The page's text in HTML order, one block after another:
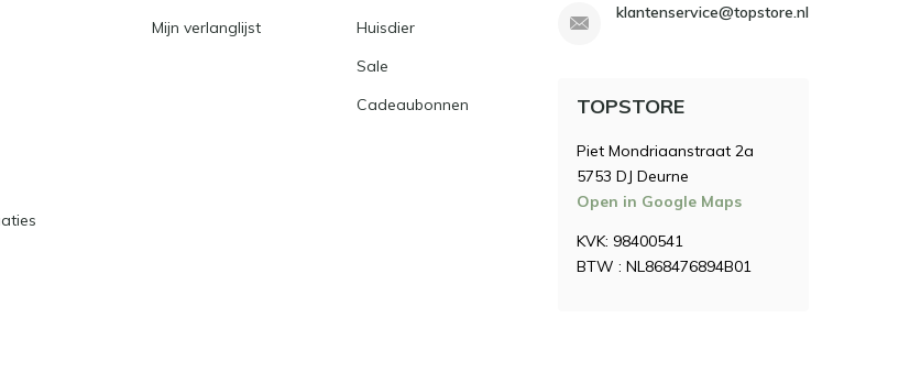
Mijn verlanglijst
Huisdier
Sale
Cadeaubonnen
klantenservice@topstore.nl
TOPSTORE
Piet Mondriaanstraat 2a
5753 DJ Deurne
Open in Google Maps
KVK: 98400541
BTW : NL868476894B01